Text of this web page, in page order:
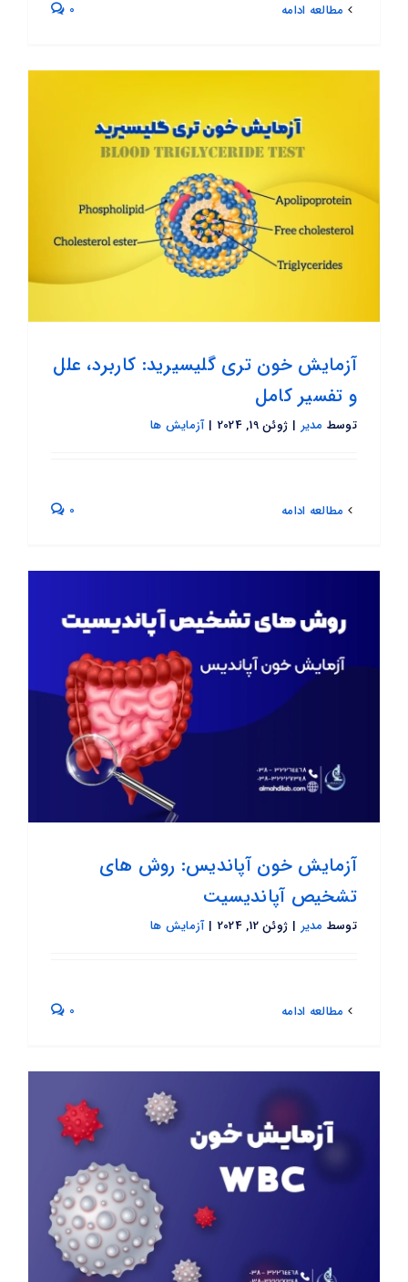
مطالعه ادامه 0
آزمایش خون تری گلیسیرید: کاربرد، علل
و تفسیر کامل
توسط مدیر | ژوئن 19, 2024 | آزمایش ها
مطالعه ادامه 0
آزمایش خون آپاندیس: روش های
تشخیص آپاندیسیت
توسط مدیر | ژوئن 12, 2024 | آزمایش ها
مطالعه ادامه 0